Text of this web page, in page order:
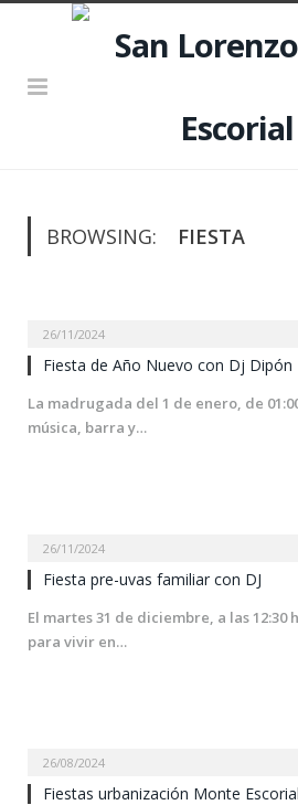
BROWSING: FIESTA
26/11/2024
Fiesta de Año Nuevo con Dj Dipón
La madrugada del 1 de enero, de
música, barra y…
26/11/2024
Fiesta pre-uvas familiar con DJ
El martes 31 de diciembre, a las 12:30
para vivir en…
26/08/2024
Fiestas urbanización Monte Escorial